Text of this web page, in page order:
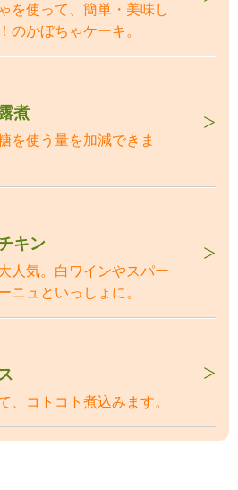
を使って、簡単・美味し
のかぼちゃケーキ。
煮
を使う量を加減できま
キン
人気。白ワインやスパー
ニュといっしょに。
、コトコト煮込みます。